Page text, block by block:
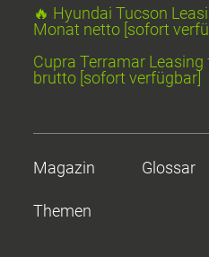
🔥 Hyundai Tucson
Monat netto [sofort
Cupra Terramar
brutto [sofort verfügbar]
Magazin Glossar
Themen